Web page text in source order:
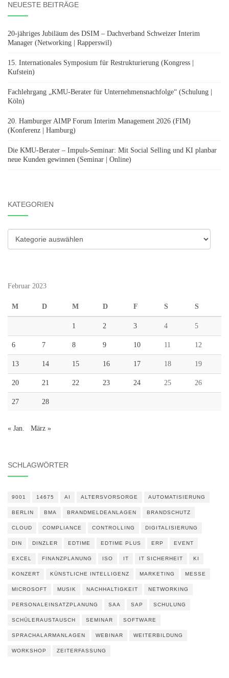
NEUESTE BEITRÄGE
20-jähriges Jubiläum des DSIM – Dachverband Schweizer Interim
Manager (Networking | Rapperswil)
15. Internationales Symposium für Restrukturierung (Kongress |
Kufstein)
Fachlehrgang „KMU-Berater für Unternehmensnachfolge“ (Schulung |
Köln)
20. Hamburger AIMP Forum Interim Management 2026 (FIM)
(Konferenz | Hamburg)
Die KMU-Berater – Impuls-Seminar: Mit Social Selling und KI planbar
neue Kunden gewinnen (Seminar | Online)
KATEGORIEN
Kategorien
Februar 2023
M D M D F S S
1 2 3 4 5
6 7 8 9 10 11 12
13 14 15 16 17 18 19
20 21 22 23 24 25 26
27 28
« Jan. März »
SCHLAGWÖRTER
9001 14675 AI ALTERSVORSORGE AUTOMATISIERUNG
BERLIN BMA BRANDMELDEANLAGEN BRANDSCHUTZ
CLOUD COMPLIANCE CONTROLLING DIGITALISIERUNG
DIN DINZLER EDTIME EDTIME PLUS ERP EVENT
EXCEL FINANZPLANUNG ISO IT IT SICHERHEIT KI
KONZERT KÜNSTLICHE INTELLIGENZ MARKETING MESSE
MICROSOFT MUSIK NACHHALTIGKEIT NETWORKING
PERSONALEINSATZPLANUNG SAA SAP SCHULUNG
SCHÜLERAUSTAUSCH SEMINAR SOFTWARE
SPRACHALARMANLAGEN WEBINAR WEITERBILDUNG
WORKSHOP ZEITERFASSUNG